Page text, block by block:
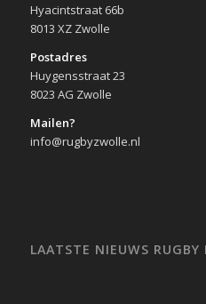
Hyacintstraat 66b
8013 XZ Zwolle
Postadres
Huygensstraat 23
8023 AG Zwolle
Mailen?
info@rugbyzwolle.nl
LAATSTE NIEUWS RUGBY